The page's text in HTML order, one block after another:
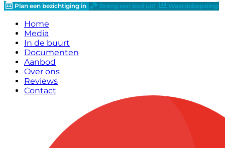
Plan een bezichtiging in
Breng een bod uit! Waardebepaling
Home
Media
In de buurt
Documenten
Aanbod
Over ons
Reviews
Contact